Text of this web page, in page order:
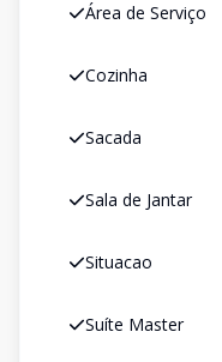
Área de Serviço
Cozinha
Sacada
Sala de Jantar
Situacao
Suíte Master